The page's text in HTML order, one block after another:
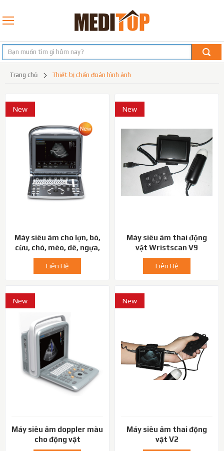
trang chủ
thiết bị chẩn đoán hình ảnh
New
Máy siêu âm cho lợn, bò,
cừu, chó, mèo, dê, ngựa,
cá
Liên Hệ
New
Máy siêu âm thai động
vật Wristscan V9
Liên Hệ
New
Máy siêu âm doppler màu
cho động vật
New
Máy siêu âm thai động
vật V2